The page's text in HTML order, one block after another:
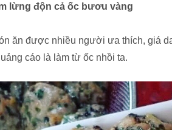
lừng độn cả ốc bươu vàng
ăn được nhiều người ưa thích, giá
cáo là làm từ ốc nhồi ta.